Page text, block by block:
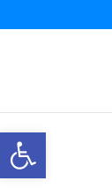
Open